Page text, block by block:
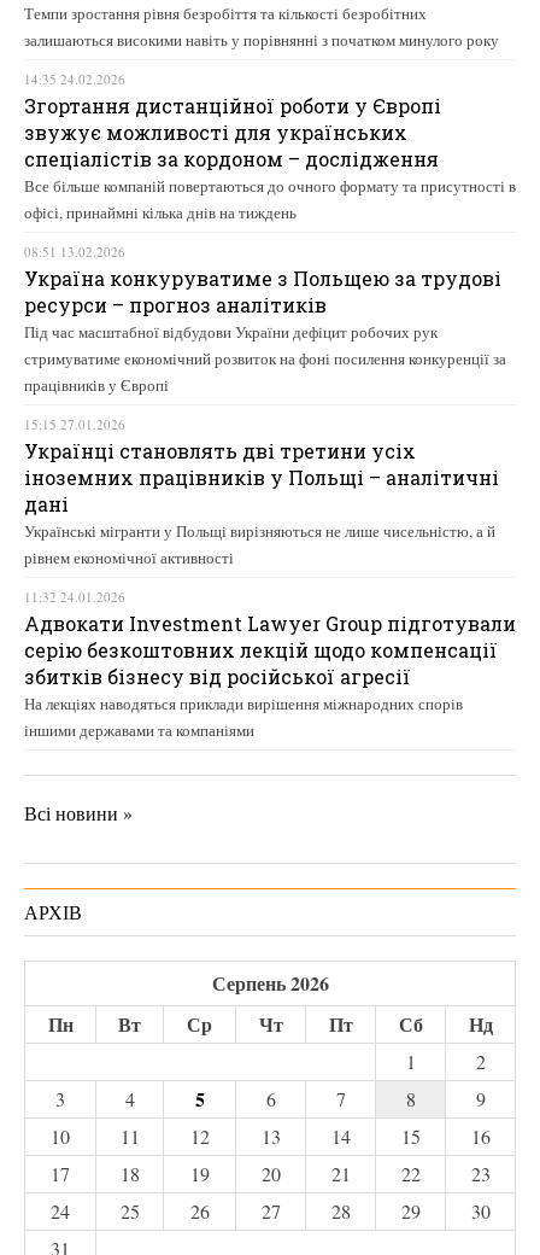
Темпи зростання рівня безробіття та кількості безробітних
залишаються високими навіть у порівнянні з початком минулого року
14:35 24.02.2026
Згортання дистанційної роботи у Європі
звужує можливості для українських
спеціалістів за кордоном – дослідження
Все більше компаній повертаються до очного формату та присутності в
офісі, принаймні кілька днів на тиждень
08:51 13.02.2026
Україна конкуруватиме з Польщею за трудові
ресурси – прогноз аналітиків
Під час масштабної відбудови України дефіцит робочих рук
стримуватиме економічний розвиток на фоні посилення конкуренції за
працівників у Європі
15:15 27.01.2026
Українці становлять дві третини усіх
іноземних працівників у Польщі – аналітичні
дані
Українські мігранти у Польщі вирізняються не лише чисельністю, а й
рівнем економічної активності
11:32 24.01.2026
Адвокати Investment Lawyer Group підготували
серію безкоштовних лекцій щодо компенсації
збитків бізнесу від російської агресії
На лекціях наводяться приклади вирішення міжнародних спорів
іншими державами та компаніями
Всі новини »
АРХІВ
Серпень 2026
Пн
Вт Ср Чт Пт Сб Нд
1
2
3
4 5 6 7 8
9
10
11 12 13 14 15
16
17
18 19 20 21 22
23
24
25 26 27 28 29
30
31